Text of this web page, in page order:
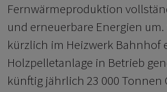
Fernwärmeproduktion
und erneuerbare Energien um.
kürzlich im Heizwerk Bahnhof
Holzpelletanlage in Betrieb
künftig jährlich 23 000 Tonnen